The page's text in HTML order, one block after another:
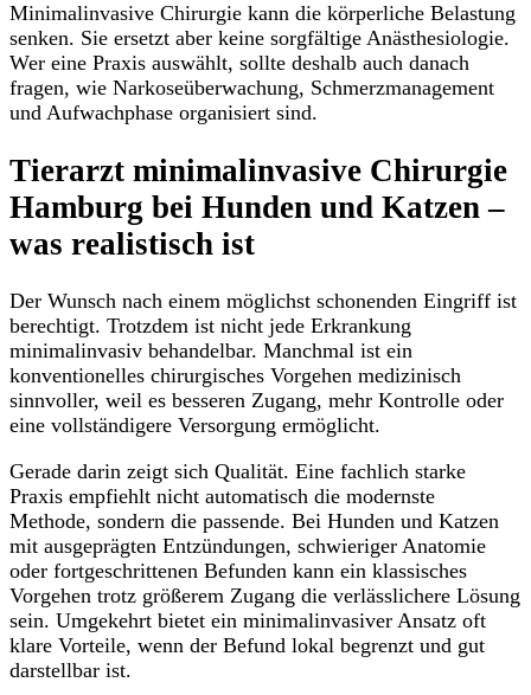
Minimalinvasive Chirurgie kann die körperliche Belastung
senken. Sie ersetzt aber keine sorgfältige Anästhesiologie.
Wer eine Praxis auswählt, sollte deshalb auch danach
fragen, wie Narkoseüberwachung, Schmerzmanagement
und Aufwachphase organisiert sind.
Tierarzt minimalinvasive Chirurgie
Hamburg bei Hunden und Katzen –
was realistisch ist
Der Wunsch nach einem möglichst schonenden Eingriff ist
berechtigt. Trotzdem ist nicht jede Erkrankung
minimalinvasiv behandelbar. Manchmal ist ein
konventionelles chirurgisches Vorgehen medizinisch
sinnvoller, weil es besseren Zugang, mehr Kontrolle oder
eine vollständigere Versorgung ermöglicht.
Gerade darin zeigt sich Qualität. Eine fachlich starke
Praxis empfiehlt nicht automatisch die modernste
Methode, sondern die passende. Bei Hunden und Katzen
mit ausgeprägten Entzündungen, schwieriger Anatomie
oder fortgeschrittenen Befunden kann ein klassisches
Vorgehen trotz größerem Zugang die verlässlichere Lösung
sein. Umgekehrt bietet ein minimalinvasiver Ansatz oft
klare Vorteile, wenn der Befund lokal begrenzt und gut
darstellbar ist.